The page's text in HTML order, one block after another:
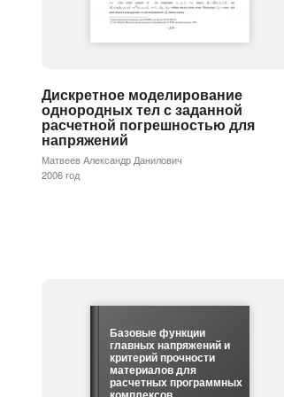
Дискретное моделирование
однородных тел с заданной
расчетной погрешностью для
напряжений
Матвеев Александр Данилович
2006 год
Базовые функции
главных напряжений и
критерий прочности
материалов для
расчетных программных